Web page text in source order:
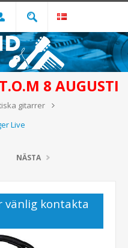
8 AUGUSTI
gitarrer
Live
NÄSTA
vänlig kontakta